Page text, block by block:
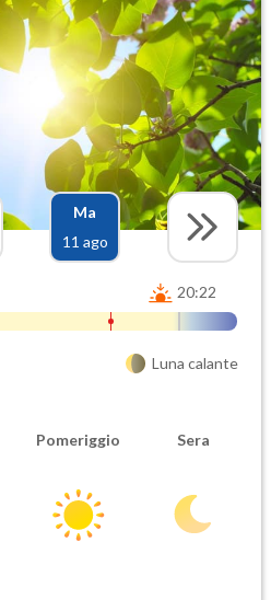
Ma
11 ago
20:22
Luna calante
Pomeriggio Sera